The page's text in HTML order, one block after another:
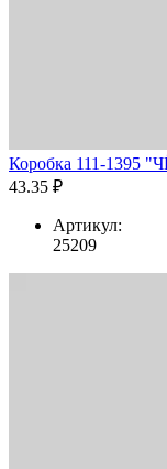
Коробка 111-1395
43.35 ₽
Артикул:
25209